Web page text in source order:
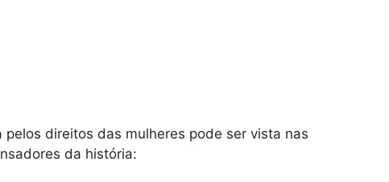
direitos das mulheres pode ser vista nas
da história: